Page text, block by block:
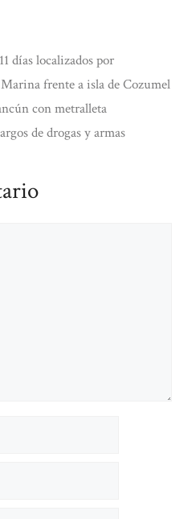
días localizados por
frente a isla de Cozumel
con metralleta
de drogas y armas